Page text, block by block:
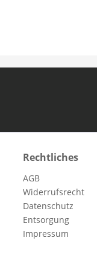
Rechtliches
AGB
Widerrufsrecht
Datenschutz
Entsorgung
Impressum